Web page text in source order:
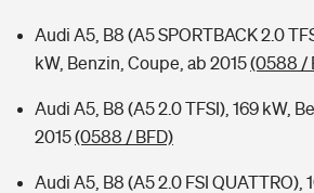
Audi A5, B8 (A5 SPORTBACK 2.0
kW, Benzin, Coupe, ab 2015(0588 /
Audi A5, B8 (A5 2.0 TFSI), 169 kW,
2015(0588 / BFD)
Audi A5, B8 (A5 2.0 FSI QUATTRO),